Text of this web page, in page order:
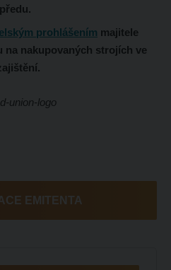
prohlášením majitele
na nakupovaných strojích ve
EMITENTA